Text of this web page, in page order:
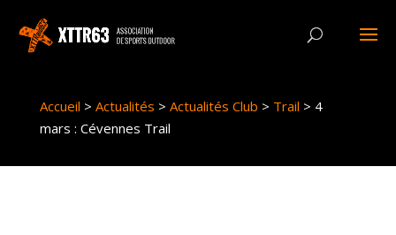
Accueil > Actualités > Actualités Club > Trail > 4
mars : Cévennes Trail